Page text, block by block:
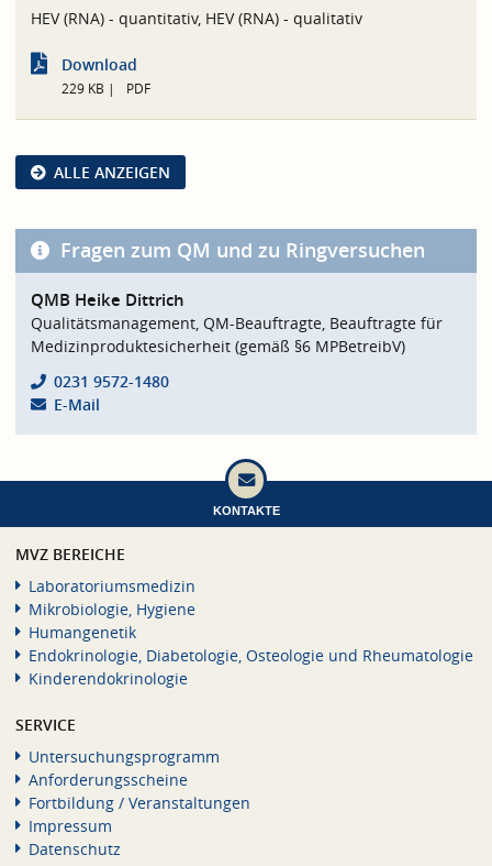
HEV (RNA) - quantitativ, HEV (RNA) - qualitativ
Download
229 KB PDF
ALLE ANZEIGEN
Fragen zum QM und zu Ringversuchen
QMB Heike Dittrich
Qualitätsmanagement, QM-Beauftragte, Beauftragte für
Medizinproduktesicherheit (gemäß §6 MPBetreibV)
0231 9572-1480
E-Mail
KONTAKTE
MVZ BEREICHE
Laboratoriumsmedizin
Mikrobiologie, Hygiene
Humangenetik
Endokrinologie, Diabetologie, Osteologie und Rheumatologie
Kinderendokrinologie
SERVICE
Untersuchungsprogramm
Anforderungsscheine
Fortbildung / Veranstaltungen
Impressum
Datenschutz